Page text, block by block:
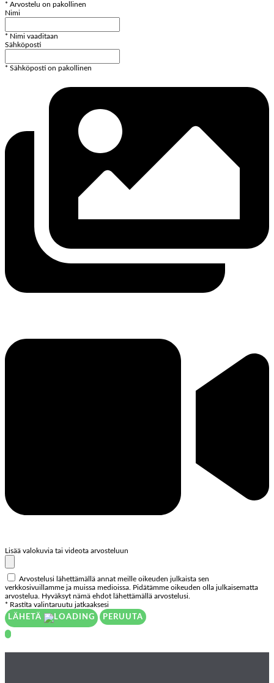
* Arvostelu on pakollinen
Nimi
* Nimi vaaditaan
Sähköposti
* Sähköposti on pakollinen
Lisää valokuvia tai videota arvosteluun
Arvostelusi lähettämällä annat meille oikeuden julkaista sen
verkkosivuillamme ja muissa medioissa. Pidätämme oikeuden olla julkaisematta
arvostelua. Hyväksyt nämä ehdot lähettämällä arvostelusi.
* Rastita valintaruutu jatkaaksesi
LÄHETÄ
PERUUTA